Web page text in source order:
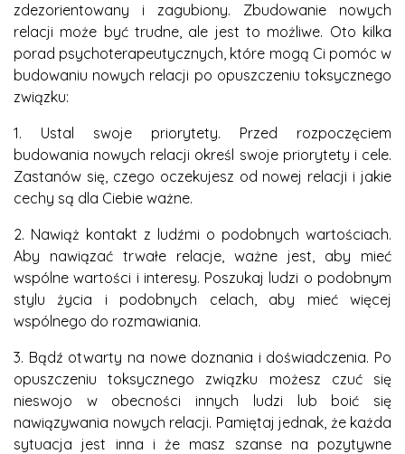
zdezorientowany i zagubiony. Zbudowanie nowych
relacji może być trudne, ale jest to możliwe. Oto kilka
porad psychoterapeutycznych, które mogą Ci pomóc w
budowaniu nowych relacji po opuszczeniu toksycznego
związku:
1. Ustal swoje priorytety. Przed rozpoczęciem
budowania nowych relacji określ swoje priorytety i cele.
Zastanów się, czego oczekujesz od nowej relacji i jakie
cechy są dla Ciebie ważne.
2. Nawiąż kontakt z ludźmi o podobnych wartościach.
Aby nawiązać trwałe relacje, ważne jest, aby mieć
wspólne wartości i interesy. Poszukaj ludzi o podobnym
stylu życia i podobnych celach, aby mieć więcej
wspólnego do rozmawiania.
3. Bądź otwarty na nowe doznania i doświadczenia. Po
opuszczeniu toksycznego związku możesz czuć się
nieswojo w obecności innych ludzi lub boić się
nawiązywania nowych relacji. Pamiętaj jednak, że każda
sytuacja jest inna i że masz szanse na pozytywne